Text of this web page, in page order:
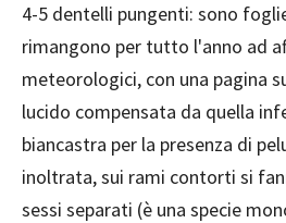
4-5 dentelli pungenti: sono
rimangono per tutto l'anno ad
meteorologici, con una pagina
lucido compensata da quella
biancastra per la presenza di
inoltrata, sui rami contorti si
sessi separati (è una specie